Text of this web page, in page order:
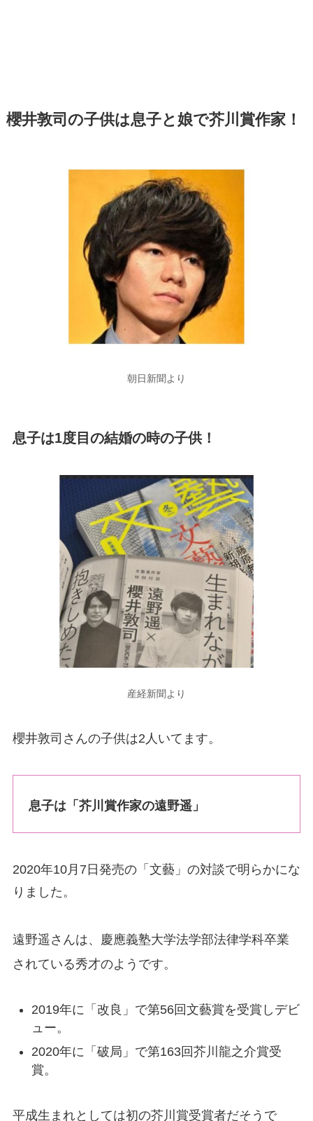
櫻井敦司の子供は息子と娘で芥川賞作家！
朝日新聞より
息子は1度目の結婚の時の子供！
産経新聞より
櫻井敦司さんの子供は2人いてます。
息子は「芥川賞作家の遠野遥」
2020年10月7日発売の「文藝」の対談で明らかにな
りました。
遠野遥さんは、慶應義塾大学法学部法律学科卒業
されている秀才のようです。
2019年に「改良」で第56回文藝賞を受賞しデビ
ュー。
2020年に「破局」で第163回芥川龍之介賞受
賞。
平成生まれとしては初の芥川賞受賞者だそうで